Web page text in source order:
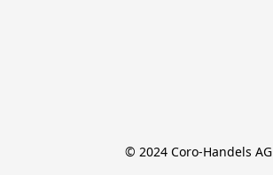
© 2024 Coro-Handels AG